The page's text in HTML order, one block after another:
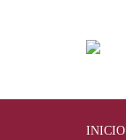
INICIO